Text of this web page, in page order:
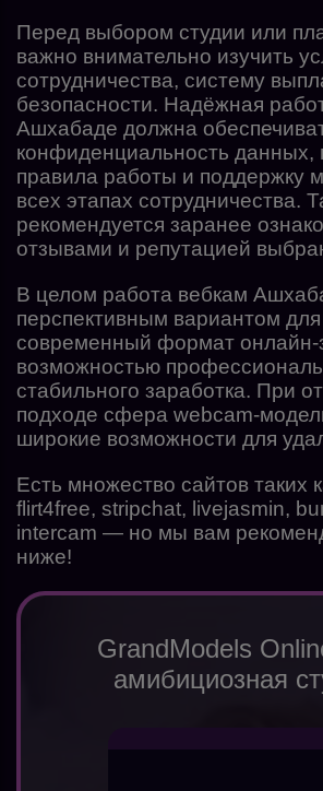
Перед выбором студии или
важно внимательно изучить
сотрудничества, систему
безопасности. Надёжная
Ашхабаде должна
конфиденциальность данных,
правила работы и поддержку
всех этапах сотрудничества.
рекомендуется заранее
отзывами и репутацией
В целом работа вебкам
перспективным вариантом
современный формат онлайн-
возможностью
стабильного заработка. При
подходе сфера webcam-
широкие возможности для
Есть множество сайтов таких
flirt4free, stripchat, livejasmin,
intercam — но мы вам
ниже!
GrandModels
амибициозная